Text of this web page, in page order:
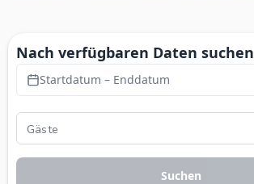
Nach verfügbaren Daten suchen
Startdatum – Enddatum
Suchen